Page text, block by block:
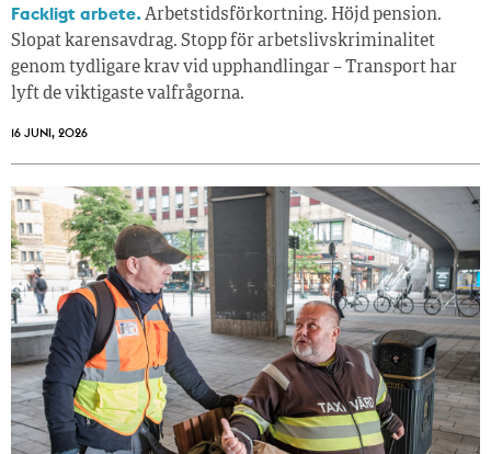
Fackligt arbete.Arbetstidsförkortning. Höjd pension.
Slopat karensavdrag. Stopp för arbetslivskriminalitet
genom tydligare krav vid upphandlingar – Transport har
lyft de viktigaste valfrågorna.
16 JUNI, 2026